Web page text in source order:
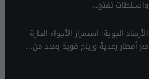
والسلطات تفتح...
الأرصاد الجوية: استمرار الأجواء الحارة
مع أمطار رعدية ورياح قوية بعدد من...